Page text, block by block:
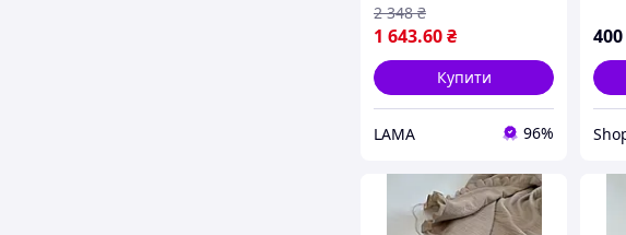
1 643.60₴
2 348 ₴
Купити
LAMA 96%
400